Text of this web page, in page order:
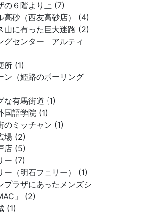
の６階より上 (7)
高砂（西友高砂店） (4)
山に有った巨大迷路 (2)
グセンター アルティ
所 (1)
ン（姫路のボーリング
な有馬街道 (1)
国語学院 (1)
のミッチャン (1)
場 (2)
店 (5)
ー (7)
ー（明石フェリー） (1)
プラザにあったメンズシ
」 (2)
(1)